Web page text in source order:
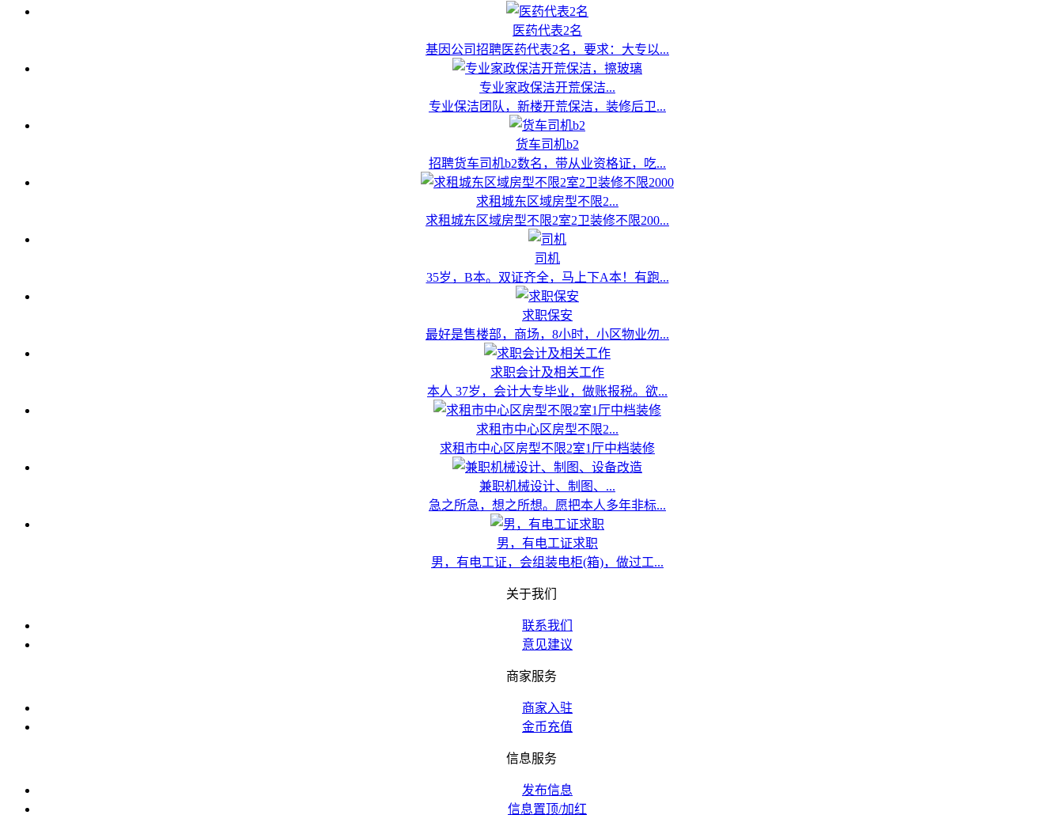
医药代表2名
基因公司招聘医药代表2名，要求：大专以...
专业家政保洁开荒保洁...
专业保洁团队，新楼开荒保洁，装修后卫...
货车司机b2
招聘货车司机b2数名，带从业资格证，吃...
求租城东区域房型不限2...
求租城东区域房型不限2室2卫装修不限200...
司机
35岁，B本。双证齐全，马上下A本！有跑...
求职保安
最好是售楼部，商场，8小时，小区物业勿...
求职会计及相关工作
本人 37岁，会计大专毕业，做账报税。欲...
求租市中心区房型不限2...
求租市中心区房型不限2室1厅中档装修
兼职机械设计、制图、...
急之所急，想之所想。愿把本人多年非标...
男，有电工证求职
男，有电工证，会组装电柜(箱)，做过工...
关于我们
联系我们
意见建议
商家服务
商家入驻
金币充值
信息服务
发布信息
信息置顶/加红